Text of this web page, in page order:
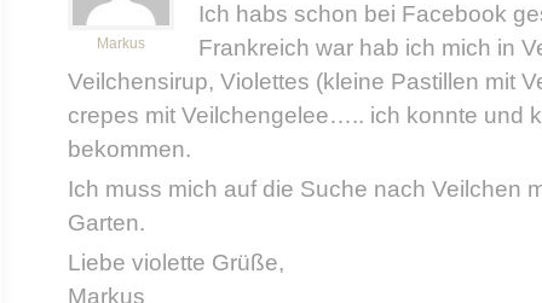
Markus
Ich habs schon bei Facebook
Frankreich war hab ich mich in
Veilchensirup, Violettes (kleine Pastillen mit
crepes mit Veilchengelee….. ich konnte und
bekommen.
Ich muss mich auf die Suche nach Veilchen
Garten.
Liebe violette Grüße,
Markus